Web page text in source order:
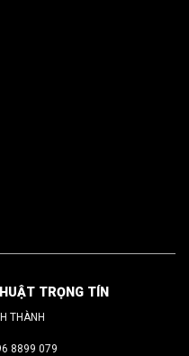
TRỌNG TÍN
THÀNH
8899 079